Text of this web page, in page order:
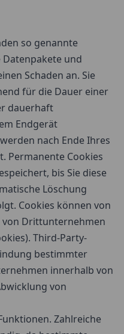
so genannte
Datenpakete und
Schaden an. Sie
für die Dauer einer
dauerhaft
Endgerät
nach Ende Ihres
Permanente Cookies
bis Sie diese
Löschung
Cookies können von
von Drittunternehmen
Third-Party-
bestimmter
innerhalb von
von
Zahlreiche